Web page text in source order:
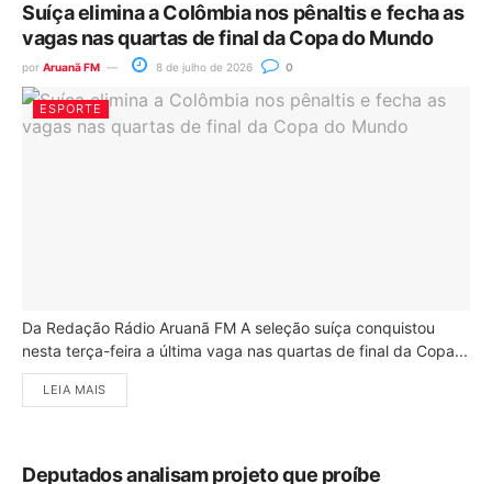
Suíça elimina a Colômbia nos pênaltis e fecha as
vagas nas quartas de final da Copa do Mundo
por Aruanã FM 8 de julho de 2026 0
ESPORTE
Da Redação Rádio Aruanã FM A seleção suíça conquistou
nesta terça-feira a última vaga nas quartas de final da Copa...
LEIA MAIS
Deputados analisam projeto que proíbe